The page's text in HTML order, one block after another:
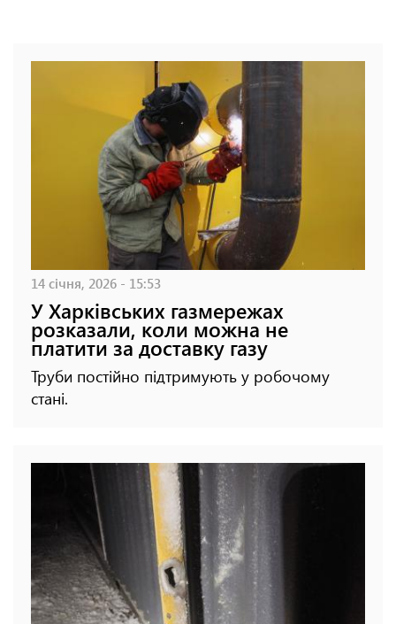
14 січня, 2026 - 15:53
У Харківських газмережах
розказали, коли можна не
платити за доставку газу
Труби постійно підтримують у робочому
стані.